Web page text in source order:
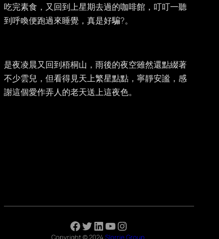
吃完素食，又回到上星期去過的咖啡館，叮叮一聽
到呼喚便跑過來睡覺，真是好騙?。
是夜凌晨又回到梧桐山，雨後的夜空雖然還點綴著
不少雲兒，但看得見天上繁星點點，寧靜安謐，感
謝這個愛作弄人的老天送上這夜色。
Facebook
Twitter
LinkedIn
YouTube
Instagram
Copyright © 2024Slorrie Group